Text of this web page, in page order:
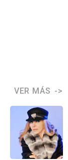
VER MÁS